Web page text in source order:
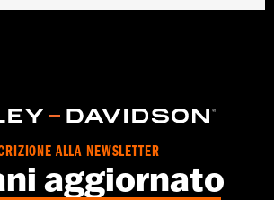
ALLA NEWSLETTER
aggiornato